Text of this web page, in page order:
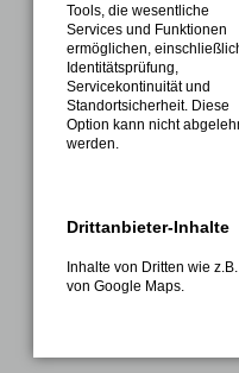
Sport
Gesundheitssport
Sportabzeichen
Termine
Anmeldung
INFORMATIONEN
Tools, die wesentliche
Services und Funktionen
ermöglichen,
Identitätsprüfung,
Servicekontinuität und
Standortsicherheit. Diese
Option kann nicht
werden.
Drittanbieter-Inhalte
Inhalte von Dritten wie
von Google Maps.